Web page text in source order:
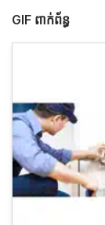
GIF ពាក់ព័ន្ធ